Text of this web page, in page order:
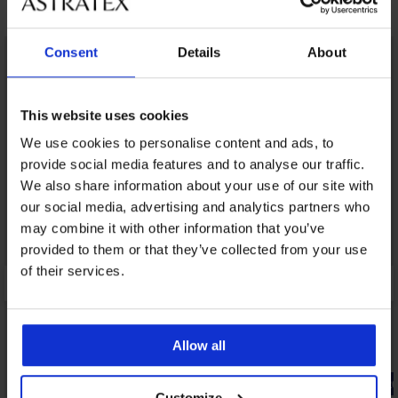
Consent Details About
This website uses cookies
We use cookies to personalise content and ads, to
provide social media features and to analyse our traffic.
We also share information about your use of our site with
our social media, advertising and analytics partners who
may combine it with other information that you’ve
provided to them or that they’ve collected from your use
of their services.
Allow all
Misschien vindt u dit ook leuk
-20% BRA20